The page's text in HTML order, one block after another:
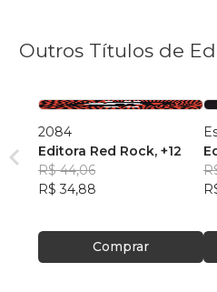
Outros Títulos de
2084
Editora Red Rock, +12
R$ 44,06
R$ 34,88
Comprar